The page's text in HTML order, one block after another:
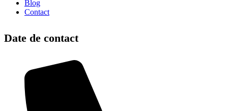
Blog
Contact
Date de contact